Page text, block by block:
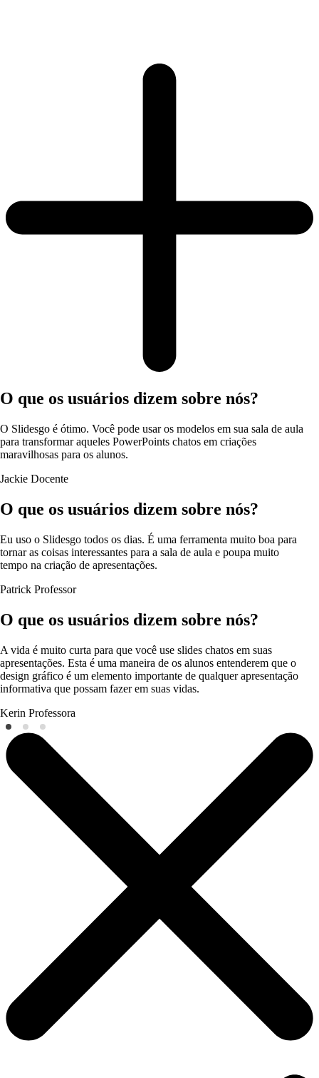
O que os usuários dizem sobre nós?
O Slidesgo é ótimo. Você pode usar os modelos em sua sala de aula
para transformar aqueles PowerPoints chatos em criações
maravilhosas para os alunos.
Jackie Docente
O que os usuários dizem sobre nós?
Eu uso o Slidesgo todos os dias. É uma ferramenta muito boa para
tornar as coisas interessantes para a sala de aula e poupa muito
tempo na criação de apresentações.
Patrick Professor
O que os usuários dizem sobre nós?
A vida é muito curta para que você use slides chatos em suas
apresentações. Esta é uma maneira de os alunos entenderem que o
design gráfico é um elemento importante de qualquer apresentação
informativa que possam fazer em suas vidas.
Kerin Professora